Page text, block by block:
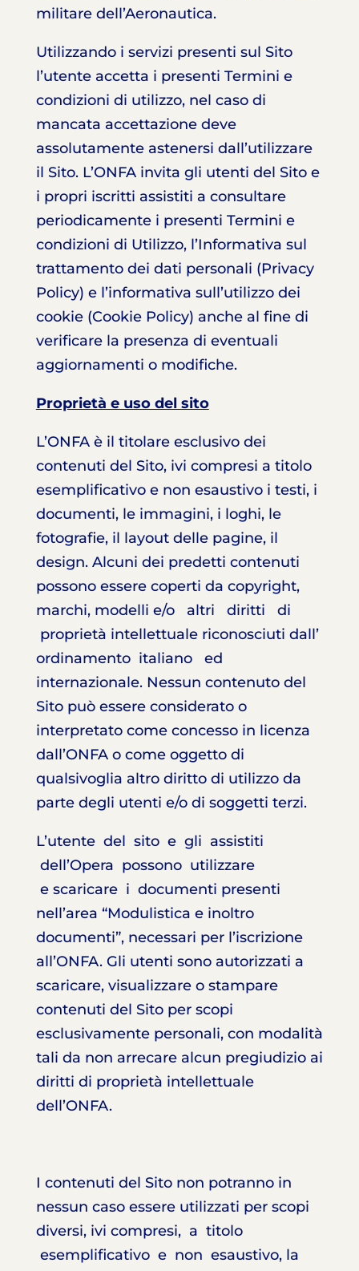
militare dell’Aeronautica.
Utilizzando i servizi presenti sul Sito
l’utente accetta i presenti Termini e
condizioni di utilizzo, nel caso di
mancata accettazione deve
assolutamente astenersi dall’utilizzare
il Sito. L’ONFA invita gli utenti del Sito e
i propri iscritti assistiti a consultare
periodicamente i presenti Termini e
condizioni di Utilizzo, l’Informativa sul
trattamento dei dati personali (Privacy
Policy) e l’informativa sull’utilizzo dei
cookie (Cookie Policy) anche al fine di
verificare la presenza di eventuali
aggiornamenti o modifiche.
Proprietà e uso del sito
L’ONFA è il titolare esclusivo dei
contenuti del Sito, ivi compresi a titolo
esemplificativo e non esaustivo i testi, i
documenti, le immagini, i loghi, le
fotografie, il layout delle pagine, il
design. Alcuni dei predetti contenuti
possono essere coperti da copyright,
marchi, modelli e/o altri diritti di
proprietà intellettuale riconosciuti dall’
ordinamento italiano ed
internazionale. Nessun contenuto del
Sito può essere considerato o
interpretato come concesso in licenza
dall’ONFA o come oggetto di
qualsivoglia altro diritto di utilizzo da
parte degli utenti e/o di soggetti terzi.
L’utente del sito e gli assistiti
dell’Opera possono utilizzare
e scaricare i documenti presenti
nell’area “Modulistica e inoltro
documenti”, necessari per l’iscrizione
all’ONFA. Gli utenti sono autorizzati a
scaricare, visualizzare o stampare
contenuti del Sito per scopi
esclusivamente personali, con modalità
tali da non arrecare alcun pregiudizio ai
diritti di proprietà intellettuale
dell’ONFA.
I contenuti del Sito non potranno in
nessun caso essere utilizzati per scopi
diversi, ivi compresi, a titolo
esemplificativo e non esaustivo, la